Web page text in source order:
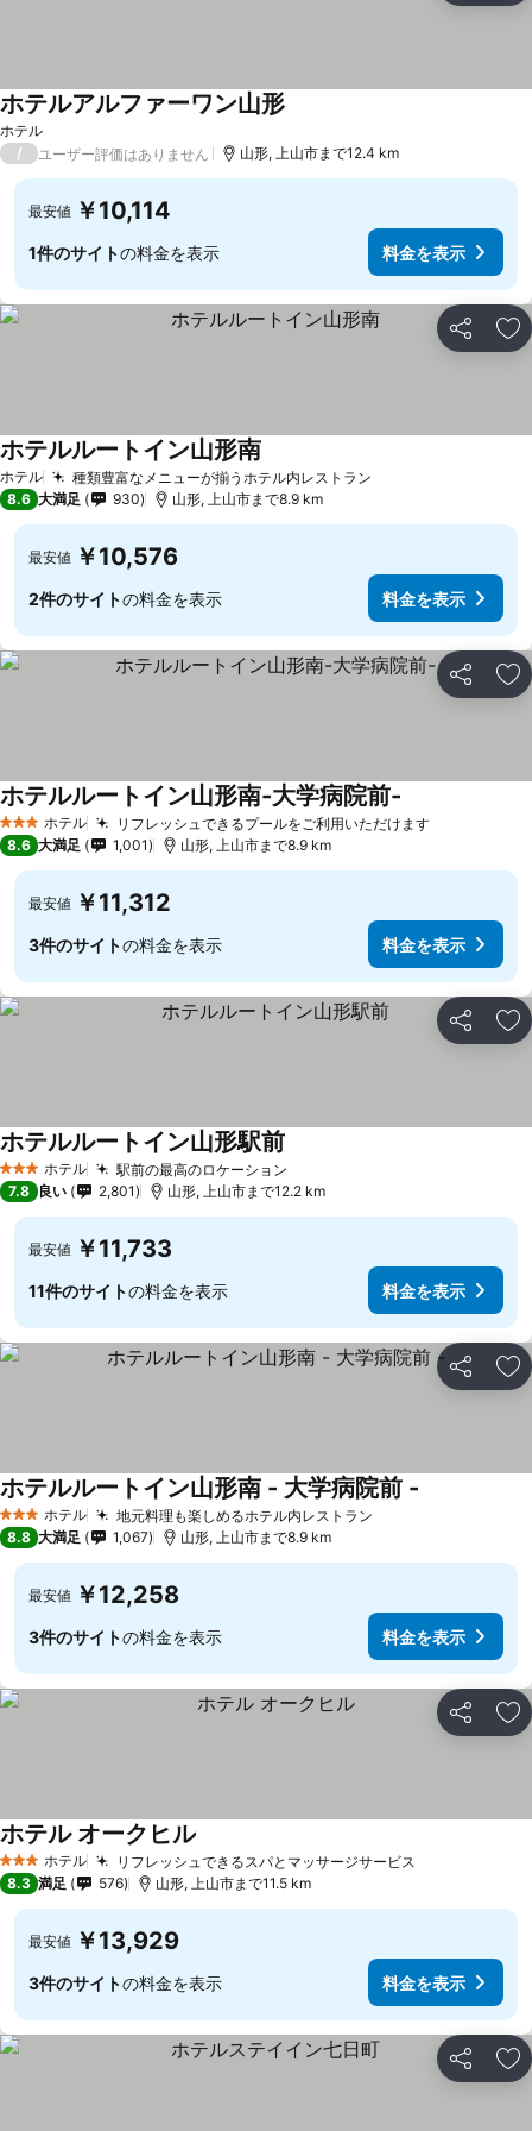
ホテル
ホテルアルファーワン山形
/ ユーザー評価はありません 山形, 上山市まで12.4 km
最安値 ￥10,114
1件のサイトの料金を表示 料金を表示
シェア お
ホテル 種類豊富なメニューが揃うホテル内レストラン
ホテルルートイン山形南
8.6 大満足 930 山形, 上山市まで8.9 km
最安値 ￥10,576
2件のサイトの料金を表示 料金を表示
シェア お
3 ホテルのランク
ホテル リフレッシュできるプールをご利用いただけます
ホテルルートイン山形南-大学病院前-
8.6 大満足 1,001 山形, 上山市まで8.9 km
最安値 ￥11,312
3件のサイトの料金を表示 料金を表示
シェア お
3 ホテルのランク
ホテル 駅前の最高のロケーション
ホテルルートイン山形駅前
7.8 良い 2,801 山形, 上山市まで12.2 km
最安値 ￥11,733
11件のサイトの料金を表示 料金を表示
シェア お
3 ホテルのランク
ホテル 地元料理も楽しめるホテル内レストラン
ホテルルートイン山形南 - 大学病院前 -
8.8 大満足 1,067 山形, 上山市まで8.9 km
最安値 ￥12,258
3件のサイトの料金を表示 料金を表示
シェア お
3 ホテルのランク
ホテル リフレッシュできるスパとマッサージサービス
ホテル オークヒル
8.3 満足 576 山形, 上山市まで11.5 km
最安値 ￥13,929
3件のサイトの料金を表示 料金を表示
シェア お